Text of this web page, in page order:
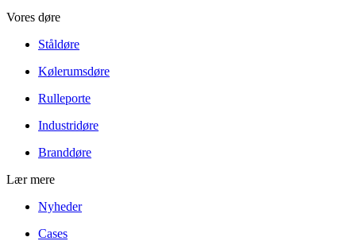
Vores døre
Ståldøre
Kølerumsdøre
Rulleporte
Industridøre
Branddøre
Lær mere
Nyheder
Cases